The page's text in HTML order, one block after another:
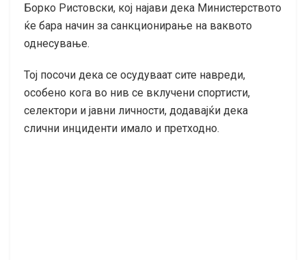
Борко Ристовски, кој најави дека Министерството
ќе бара начин за санкционирање на ваквото
однесување.
Тој посочи дека се осудуваат сите навреди,
особено кога во нив се вклучени спортисти,
селектори и јавни личности, додавајќи дека
слични инциденти имало и претходно.